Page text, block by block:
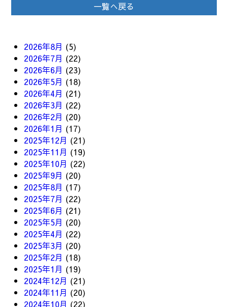
一覧へ戻る
2026年8月 (5)
2026年7月 (22)
2026年6月 (23)
2026年5月 (18)
2026年4月 (21)
2026年3月 (22)
2026年2月 (20)
2026年1月 (17)
2025年12月 (21)
2025年11月 (19)
2025年10月 (22)
2025年9月 (20)
2025年8月 (17)
2025年7月 (22)
2025年6月 (21)
2025年5月 (20)
2025年4月 (22)
2025年3月 (20)
2025年2月 (18)
2025年1月 (19)
2024年12月 (21)
2024年11月 (20)
2024年10月 (22)